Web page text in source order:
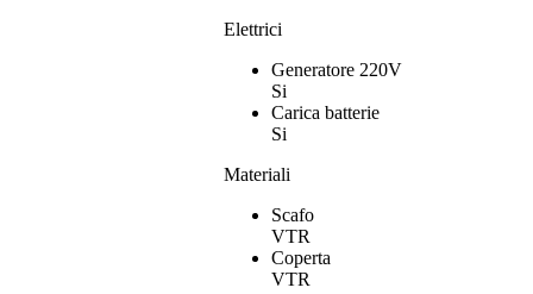
Elettrici
Generatore 220V
Si
Carica batterie
Si
Materiali
Scafo
VTR
Coperta
VTR